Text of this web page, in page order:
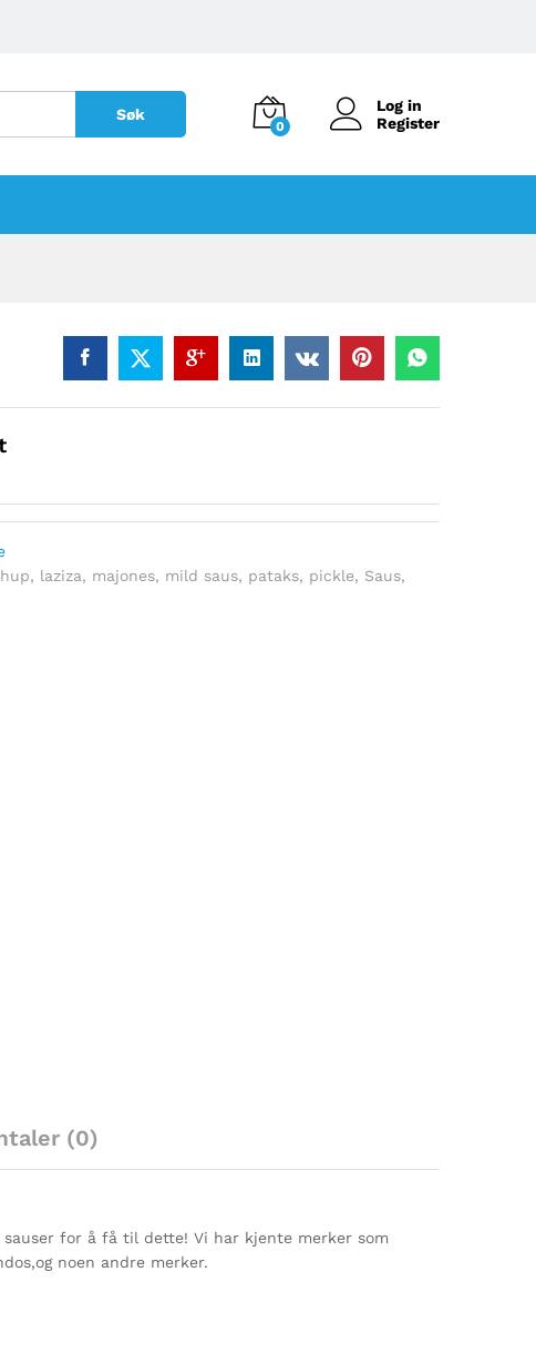
Søk
0
Log in
Register
, laziza, majones, mild saus, pataks, pickle, Saus,
(0)
for å få til dette! Vi har kjente merker som
noen andre merker.